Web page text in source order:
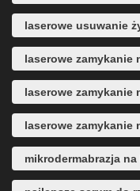
laserowe usuwanie
laserowe zamykanie
laserowe zamykanie
laserowe zamykanie
mikrodermabrazja